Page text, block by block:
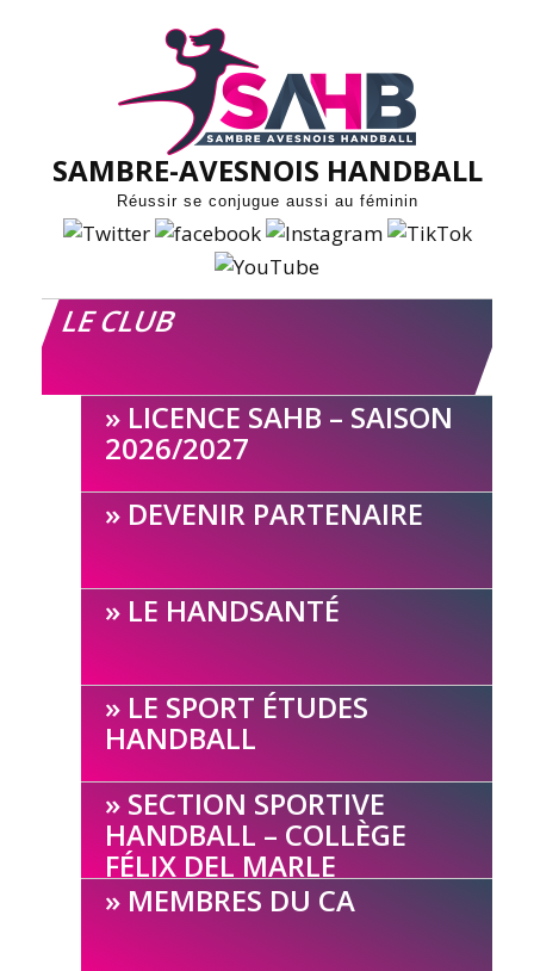
SAMBRE-AVESNOIS HANDBALL
Réussir se conjugue aussi au féminin
LE CLUB
LICENCE SAHB – SAISON
2026/2027
DEVENIR PARTENAIRE
LE HANDSANTÉ
LE SPORT ÉTUDES
HANDBALL
SECTION SPORTIVE
HANDBALL – COLLÈGE
FÉLIX DEL MARLE
MEMBRES DU CA